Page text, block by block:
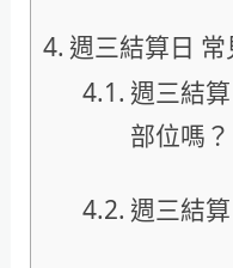
週三結算日
週三結
部位嗎？
週三結